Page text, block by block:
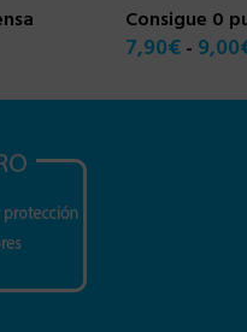
Consigue 0
7,90€- 9,00